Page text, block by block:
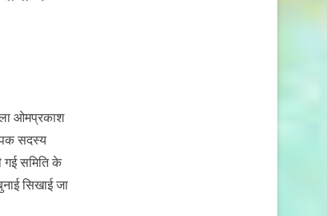
ओमप्रकाश
सदस्य
गई समिति के
सिखाई जा